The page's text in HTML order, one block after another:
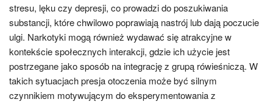
stresu, lęku czy depresji, co prowadzi do poszukiwania
substancji, które chwilowo poprawiają nastrój lub dają poczucie
ulgi. Narkotyki mogą również wydawać się atrakcyjne w
kontekście społecznych interakcji, gdzie ich użycie jest
postrzegane jako sposób na integrację z grupą rówieśniczą. W
takich sytuacjach presja otoczenia może być silnym
czynnikiem motywującym do eksperymentowania z